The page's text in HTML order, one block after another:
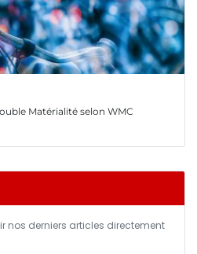
Matérialité selon WMC
nos derniers articles directement